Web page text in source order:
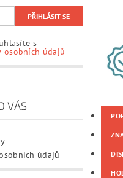
s
osobních údajů
VÁS
údajů